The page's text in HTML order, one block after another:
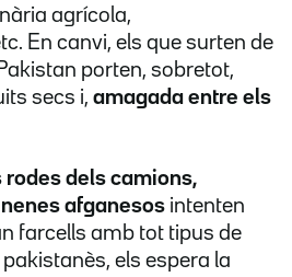
agrícola,
En canvi, els que surten de
porten, sobretot,
secs i, amagada entre els
rodes dels camions,
afganesos intenten
farcells amb tot tipus de
els espera la